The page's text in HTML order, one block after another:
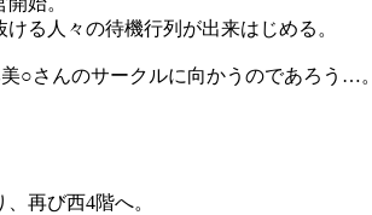
る人々の待機行列が出来はじめる。
○さんのサークルに向かうのであろう…。
再び西4階へ。